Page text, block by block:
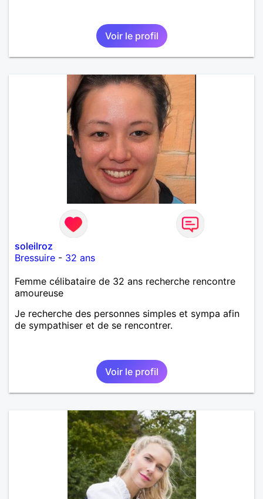
Voir le profil
soleilroz
Bressuire - 32 ans
Femme célibataire de 32 ans recherche rencontre
amoureuse
Je recherche des personnes simples et sympa afin
de sympathiser et de se rencontrer.
Voir le profil